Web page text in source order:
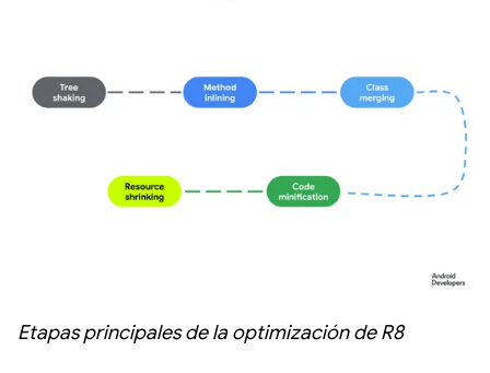
Etapas principales de la optimización de R8